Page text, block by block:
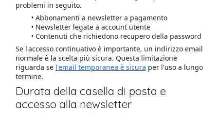
problemi in seguito.
Abbonamenti a newsletter a pagamento
Newsletter legate a account utente
Contenuti che richiedono recupero della password
Se l'accesso continuativo è importante, un indirizzo email
normale è la scelta più sicura. Questa limitazione
riguarda se l'email temporanea è sicura per l'uso a lungo
termine.
Durata della casella di posta e
accesso alla newsletter